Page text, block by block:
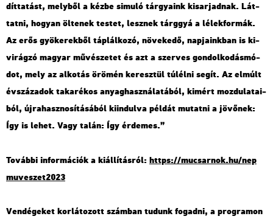
dít­ta­tást, mely­ből a kézbe si­mu­ló tár­gya­ink ki­sar­jad­nak. Lát­
tat­ni, ho­gyan öl­te­nek tes­tet, lesz­nek tárggyá a lé­lek­for­mák.
Az erős gyö­ke­rek­ből táp­lál­ko­zó, nö­ve­ke­dő, nap­ja­ink­ban is ki­
vi­rág­zó ma­gyar mű­vé­sze­tet és azt a szer­ves gon­dol­ko­dás­mó­
dot, mely az al­ko­tás örö­mén ke­resz­tül túl­él­ni segít. Az el­múlt
év­szá­za­dok ta­ka­ré­kos anyag­hasz­ná­la­tá­ból, ki­mért moz­du­la­ta­i­
ból, új­ra­hasz­no­sí­tá­sá­ból ki­in­dul­va pél­dát mu­tat­ni a jö­vő­nek:
Így is lehet. Vagy talán: Így ér­de­mes.”
To­váb­bi in­for­má­ci­ók a ki­ál­lí­tás­ról: https://​mu­csar­nok.​hu/​nep​
muve​szet​2023
Ven­dé­ge­ket kor­lá­to­zott szám­ban tu­dunk fo­gad­ni, a prog­ra­mon